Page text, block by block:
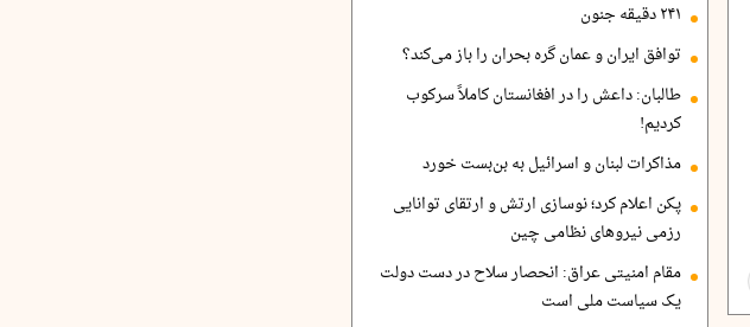
۲۴۱ دقیقه جنون
توافق ایران و عمان گره بحران را باز می‌کند؟
طالبان: داعش را در افغانستان کاملاً سرکوب
کردیم!
مذاکرات لبنان و اسرائیل به بن‌بست خورد
پکن اعلام کرد؛ نوسازی ارتش و ارتقای توانایی
رزمی نیروهای نظامی چین
مقام امنیتی عراق: انحصار سلاح در دست دولت
یک سیاست ملی است